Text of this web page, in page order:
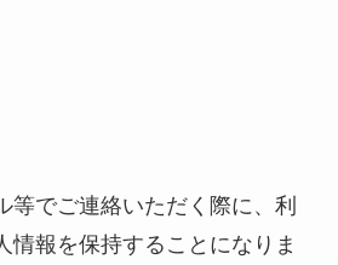
等でご連絡いただく際に、利
情報を保持することになりま